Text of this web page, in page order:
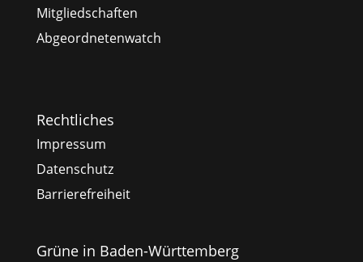
Mitgliedschaften
Abgeordnetenwatch
Rechtliches
Impressum
Datenschutz
Barrierefreiheit
Grüne in Baden-Württemberg